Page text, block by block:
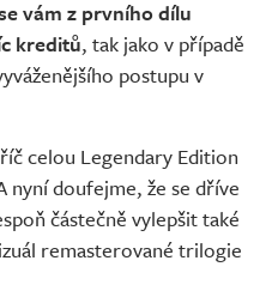
vám z prvního dílu
kreditů, tak jako v případě
postupu v
celou Legendary Edition
nyní doufejme, že se dříve
částečně vylepšit také
remasterované trilogie